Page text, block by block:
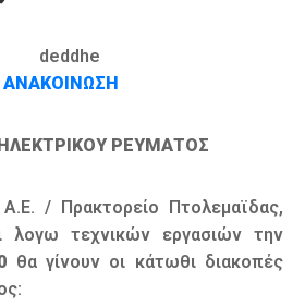
ΑΝΑΚΟΙΝΩΣΗ
ΡΕΥΜΑΤΟΣ
/ Πρακτορείο Πτολεμαϊδας,
λογω τεχνικών εργασιών την
θα γίνουν οι κάτωθι διακοπές